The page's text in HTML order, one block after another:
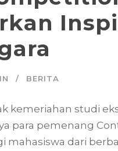
BERITA
kemeriahan studi
para pemenang
mahasiswa dari